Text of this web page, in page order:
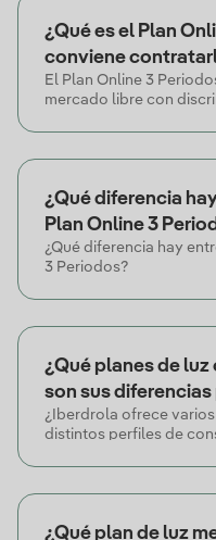
¿Qué es el Plan
conviene
El Plan Online 3
mercado libre con
consumo en horario
carga nocturna o
¿Qué diferencia
Plan Online 3
¿Qué diferencia hay
3 Periodos?
¿Qué planes de
son sus
¿Iberdrola ofrece
distintos perfiles de
diferencia principal
¿Qué plan de luz